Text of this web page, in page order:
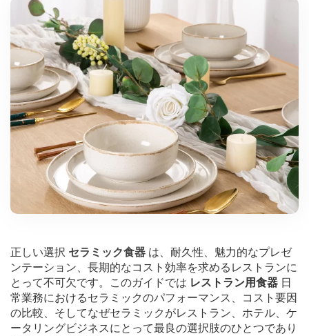
正しい選択 セラミック食器 は、耐久性、魅力的なプレゼ
ンテーション、長期的なコスト効率を求めるレストランに
とって不可欠です。このガイドでは レストラン用食器 日
常業務におけるセラミックのパフォーマンス、コスト要因
の比較、そしてなぜセラミックがレストラン、ホテル、ケ
ータリングビジネスにとって最良の選択肢のひとつであり